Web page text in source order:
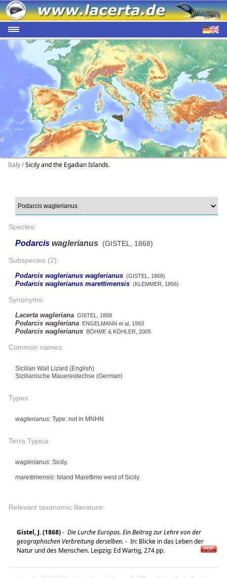
Italy /Sicily and the Egadian Islands.
Species:
Podarcis waglerianus (GISTEL, 1868)
Subspecies (2):
Podarcis waglerianus waglerianus (GISTEL, 1868)
Podarcis waglerianus marettimensis (KLEMMER, 1956)
Synonyms:
Lacerta wagleriana GISTEL, 1868
Podarcis wagleriana ENGELMANN et al, 1993
Podarcis waglerianus BÖHME & KÖHLER, 2005
Common names:
Sicilian Wall Lizard (English)
Sizilianische Mauereidechse (German)
Types:
waglerianus: Type: not in MNHN
Terra Typica:
waglerianus: Sicily.
marettimensis: Island Marettimo west of Sicily.
Relevant taxonomic literature:
Gistel, J. (1868)- Die Lurche Europas. Ein Beitrag zur Lehre von der
geographischen Verbreitung derselben. - In: Blicke in das Leben der
Natur und des Menschen. Leipzig: Ed Wartig, 274 pp.